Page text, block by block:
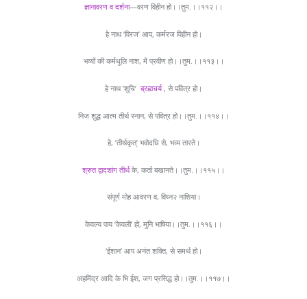
ज्ञानावरण व दर्शना—वरण विहीन हो।।तुम.।।११२।।
हे नाथ ‘विरज’ आप, कर्मरज विहीन हो।
भव्यों की कर्मधूलि नाश, में प्रवीण हो।।तुम.।।११३।।
हे नाथ ‘शुचि’ ब्रह्मचर्य, से पवित्र हो।
निज शुद्ध आत्म तीर्थ स्नान, से पवित्र हो।।तुम.।।११४।।
हे, ‘तीर्थकृत्’ भवोदधि से, भव्य तारते।
श्रुत द्वादशांग तीर्थके, कर्ता बखानते।।तुम.।।११५।।
संपूर्ण मोह आवरण व, विघ्न२ नाशिया।
केवल्य पाय ‘केवली’ हो, मुनि भाषिया।।तुम.।।११६।।
‘ईशान’ आप अनंत शक्ति, से समर्थ हो।
अहमिंद्र आदि के भि ईश, जग प्रसिद्ध हो।।तुम.।।११७।।